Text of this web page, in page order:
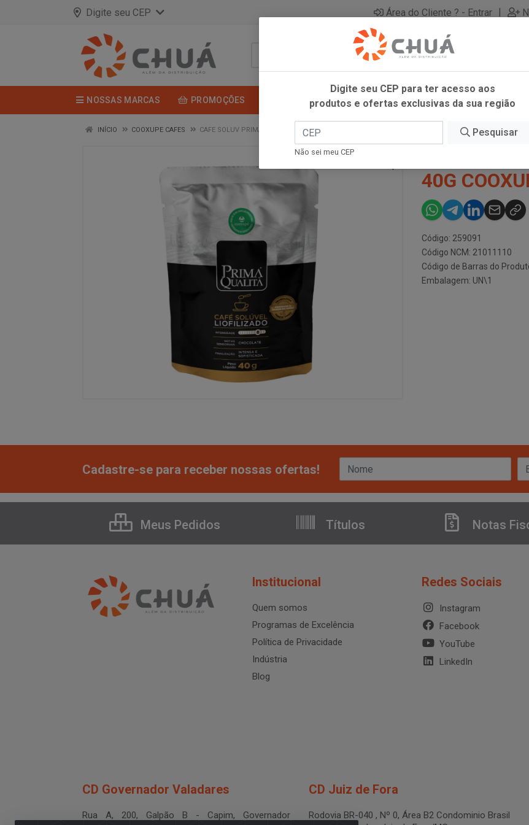
Digite seu CEP Área do Cliente ? - Entrar |
NOSSAS MARCAS PROMOÇÕES
INÍCIO COOXUPE CAFES CAFE SOLUV PRIMA LIOFILIZADO 40G COOXUPE
CAFE
40G
Código: 259091
Código NCM: 21011110
Código de Barras do
Embalagem: UN\1
Cadastre-se para receber nossas ofertas!
Meus Pedidos Títulos Notas
Institucional
Quem somos
Programas de Excelência
Política de Privacidade
Indústria
Blog
Redes Sociais
Instagram
Facebook
YouTube
LinkedIn
CD Governador Valadares
Rua A, 200, Galpão B - Capim, Governador
CD Juiz de Fora
Rodovia BR-040 , Nº 0, Área B2 Condominio Brasil
Digite seu CEP para ter acesso aos
produtos e ofertas exclusivas da sua região
Pesquisar
Não sei meu CEP